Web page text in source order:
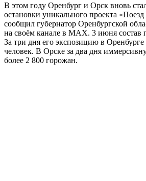
В этом году Оренбург и Орск вновь
остановки уникального проекта
сообщил губернатор Оренбургской
на своём канале в МАХ. 3 июня состав
За три дня его экспозицию в
человек. В Орске за два дня
более 2 800 горожан.